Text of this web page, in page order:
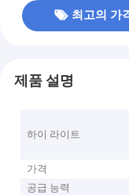
최고의 가
제품 설명
하이 라이트
가격
공급 능력